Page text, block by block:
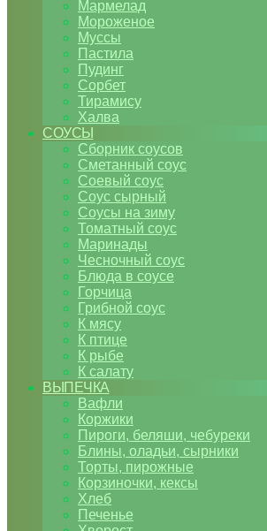
Мармелад
Мороженое
Муссы
Пастила
Пудинг
Сорбет
Тирамису
Халва
СОУСЫ
Сборник соусов
Сметанный соус
Соевый соус
Соус сырный
Соусы на зиму
Томатный соус
Маринады
Чесночный соус
Блюда в соусе
Горчица
Грибной соус
К мясу
К птице
К рыбе
К салату
ВЫПЕЧКА
Вафли
Коржики
Пироги, беляши, чебуреки
Блины, оладьи, сырники
Торты, пирожные
Корзиночки, кексы
Хлеб
Печенье